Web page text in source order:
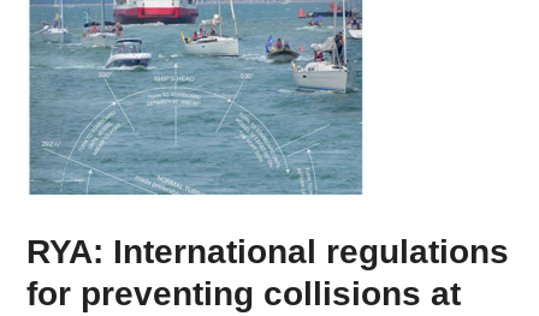
RYA: International regulations
for preventing collisions at